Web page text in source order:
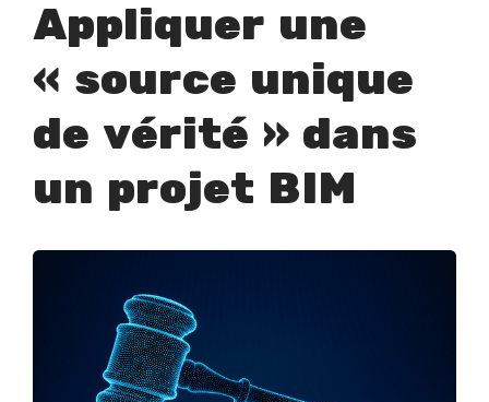
Appliquer une
« source unique
de vérité » dans
un projet BIM